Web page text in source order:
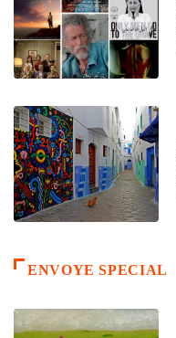
ENVOYE SPECIAL